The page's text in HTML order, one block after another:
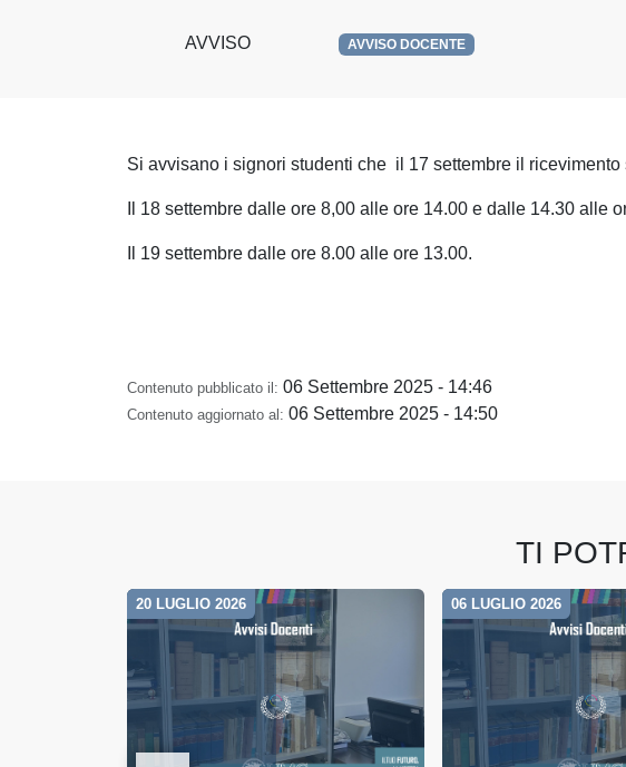
AVVISO AVVISO DOCENTE
Si avvisano i signori studenti che il 17 settembre il
Il 18 settembre dalle ore 8,00 alle ore 14.00 e dalle 14.30 alle
Il 19 settembre dalle ore 8.00 alle ore 13.00.
Contenuto pubblicato il: 06 Settembre 2025 - 14:46
Contenuto aggiornato al: 06 Settembre 2025 - 14:50
TI
20 LUGLIO 2026 06 LUGLIO 2026